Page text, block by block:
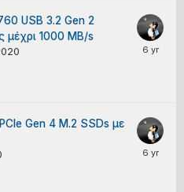
USB 3.2 Gen 2
μέχρι 1000 MB/s
Gen 4 M.2 SSDs με